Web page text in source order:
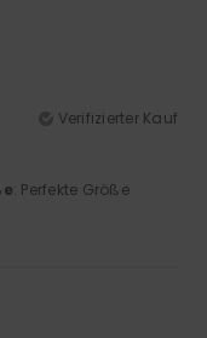
Verifizierter Kauf
: Perfekte Größe